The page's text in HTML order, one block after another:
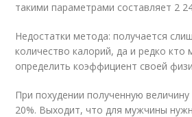
такими параметрами составляет 2
Недостатки метода: получается
количество калорий, да и редко кто
определить коэффициент своей
При похудении полученную
20%. Выходит, что для мужчины